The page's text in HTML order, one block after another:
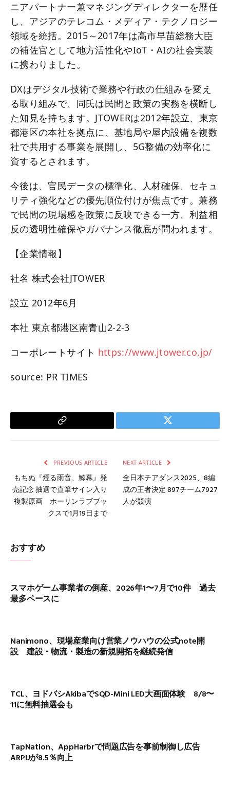
ニアパートナー兼マネジングディレクターを歴任
し、アジアのテレコム・メディア・テクノロジー
領域を統括。2015～2017年は高市早苗総務大臣
の補佐官として地方活性化やIoT・AIの社会実装
に携わりました。
DXはデジタル技術で業務や行政の仕組みを変え
る取り組みで、同氏は民間と政策の実務を横断し
た知見を持ちます。JTOWERは2012年設立、東京
都港区の本社を拠点に、基地局や屋内設備を複数
社で共用する事業を展開し、5G整備の効率化に
資するとされます。
今後は、官民データの標準化、人材確保、セキュ
リティ強化などの優先順位付けが焦点です。兼務
で民間の現場感を政策に反映できる一方、利益相
反の透明性確保やガバナンス徹底が問われます。
【企業情報】
社名 株式会社JTOWER
設立 2012年6月
本社 東京都港区南青山2-2-3
コーポレートサイト https://www.jtower.co.jp/
source: PR TIMES
Copy
Twitter
PREVIOUS ARTICLE
もちぬ『煙る雨音、鯨幕』発
売記念 抽選で直筆サイン入り
複製原画 ホーリンラブブッ
クスで1月19日まで
NEXT ARTICLE
全日本チアダンス2025、8編
成の王者決定 897チーム7927
人が競演
おすすめ
スマホゲーム事業者の倒産、2026年1〜7月で10件 過去
最多ペースに
Nanimono、現場産業向け営業ノウハウの公式note開
設 建設・物流・製造の新規開拓を継続発信
TCL、ヨドバシAkibaでSQD-Mini LED大画面体験 8/8〜
11に無料抽選会も
TapNation、AppHarbrで問題広告を事前制御し広告
ARPUが8.5％向上